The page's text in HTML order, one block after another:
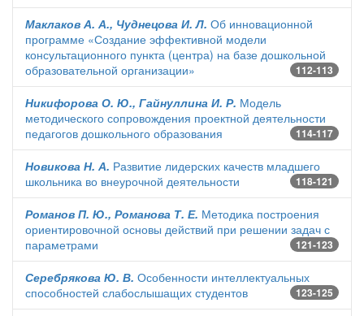
Маклаков А. А., Чуднецова И. Л. Об инновационной
программе «Создание эффективной модели
консультационного пункта (центра) на базе дошкольной
образовательной организации»
112-113
Никифорова О. Ю., Гайнуллина И. Р. Модель
методического сопровождения проектной деятельности
педагогов дошкольного образования
114-117
Новикова Н. А. Развитие лидерских качеств младшего
школьника во внеурочной деятельности
118-121
Романов П. Ю., Романова Т. Е. Методика построения
ориентировочной основы действий при решении задач с
параметрами
121-123
Серебрякова Ю. В. Особенности интеллектуальных
способностей слабослышащих студентов
123-125